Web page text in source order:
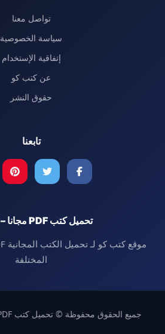
تواصل معنا
سياسة الخصوصية
إتفاقية الإستخدام
عن كتب كو
حقوق النشر
تابعنا
تحميل كتب PDF مجانا – كتب كو
المختلفة
جميع الحقوق محفوظة © تحميل كتب PDF مجانا – كتب كو 2026